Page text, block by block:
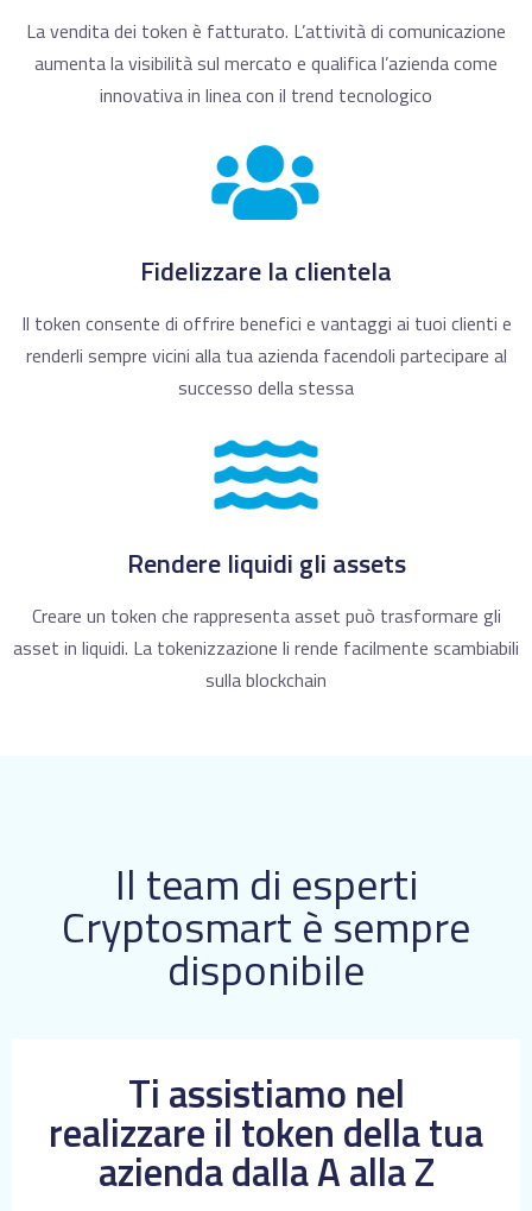
La vendita dei token è fatturato. L’attività di comunicazione
aumenta la visibilità sul mercato e qualifica l’azienda come
innovativa in linea con il trend tecnologico
Fidelizzare la clientela
Il token consente di offrire benefici e vantaggi ai tuoi clienti e
renderli sempre vicini alla tua azienda facendoli partecipare al
successo della stessa
Rendere liquidi gli assets
Creare un token che rappresenta asset può trasformare gli
asset in liquidi. La tokenizzazione li rende facilmente scambiabili
sulla blockchain
Il team di esperti
Cryptosmart è sempre
disponibile
Ti assistiamo nel
realizzare il token della tua
azienda dalla A alla Z